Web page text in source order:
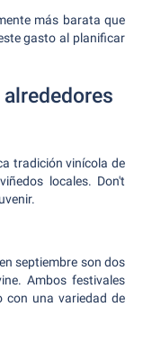
más barata que
gasto al planificar
tradición vinícola de
locales. Don't
septiembre son dos
Ambos festivales
con una variedad de